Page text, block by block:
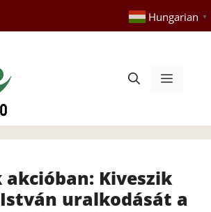
Hungarian ▼
Menü
akcióban: Kiveszik
uralkodását a